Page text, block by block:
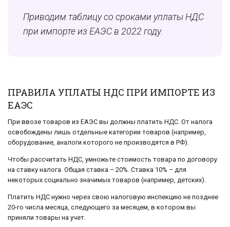
Приводим таблицу со сроками уплаты НДС
при импорте из ЕАЭС в 2022 году.
ПРАВИЛА УПЛАТЫ НДС ПРИ ИМПОРТЕ ИЗ
ЕАЭС
При ввозе товаров из ЕАЭС вы должны платить НДС. От налога
освобождены лишь отдельные категории товаров (например,
оборудование, аналоги которого не производятся в РФ).
Чтобы рассчитать НДС, умножьте стоимость товара по договору
на ставку налога. Общая ставка – 20%. Ставка 10% – для
некоторых социально значимых товаров (например, детских).
Платить НДС нужно через свою налоговую инспекцию не позднее
20-го числа месяца, следующего за месяцем, в котором вы
приняли товары на учет.